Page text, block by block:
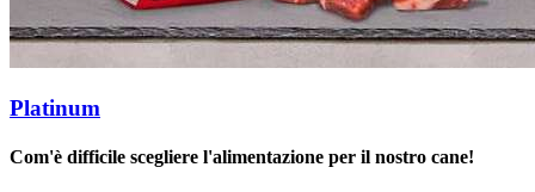
Platinum
Com'è difficile scegliere l'alimentazione per il nostro cane!